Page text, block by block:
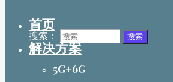
搜索： 搜索
首页
解决方案
5G+6G